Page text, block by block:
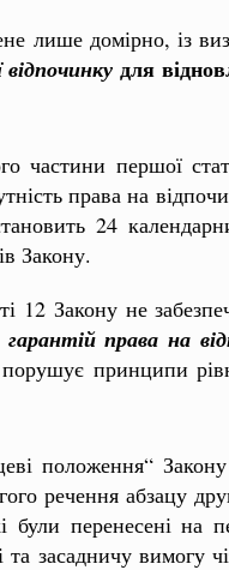
лише домірно, із
відпочинку для
частини першої
права на
24
Закону.
12 Закону не
гарантій права на
принципи
положення“
речення абзацу
перенесені на
засадничу вимогу